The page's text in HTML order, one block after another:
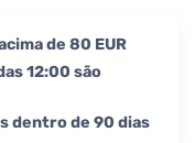
de 80 EUR
12:00 são
dentro de 90 dias